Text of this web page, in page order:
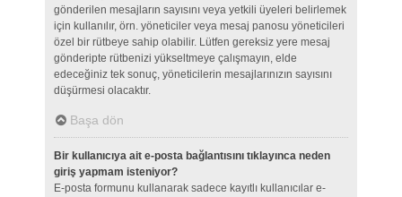
gönderilen mesajların sayısını veya yetkili üyeleri belirlemek
için kullanılır, örn. yöneticiler veya mesaj panosu yöneticileri
özel bir rütbeye sahip olabilir. Lütfen gereksiz yere mesaj
gönderipte rütbenizi yükseltmeye çalışmayın, elde
edeceğiniz tek sonuç, yöneticilerin mesajlarınızın sayısını
düşürmesi olacaktır.
Başa dön
Bir kullanıcıya ait e-posta bağlantısını tıklayınca neden
giriş yapmam isteniyor?
E-posta formunu kullanarak sadece kayıtlı kullanıcılar e-